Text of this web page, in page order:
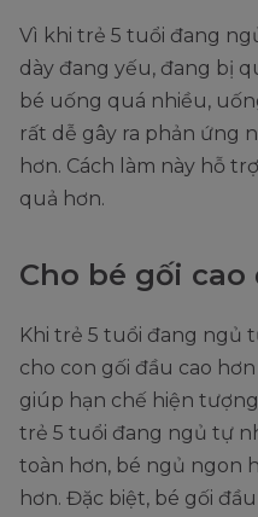
Vì khi trẻ 5 tuổi đang
dày đang yếu, đang bị
bé uống quá nhiều,
rất dễ gây ra phản ứng
hơn. Cách làm này hỗ
quả hơn.
Cho bé gối cao
Khi trẻ 5 tuổi đang ngủ
cho con gối đầu cao
giúp hạn chế hiện
trẻ 5 tuổi đang ngủ tự
toàn hơn, bé ngủ ngon
hơn. Đặc biệt, bé gối